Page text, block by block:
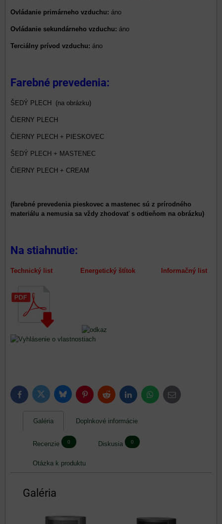
Ovládanie primárneho vzduchu: áno
Ovládanie sekundárneho vzduchu: áno
Terciálny prívod vzduchu: áno
Farebné prevedenia:
ŠEDÝ PLECH (na obrázku)
ČIERNY PLECH
ČIERNY PLECH + PIESKOVEC
ŠEDÝ PLECH + MASTENEC
ČIERNY PLECH + CREAM
(farebné prevedenia pieskovec a mastenec sú z prírodného
materiálu a nemusia sa vždy zhodovať s odtieňom na obrázku)
Na stiahnutie:
Technický list Energetický štítok Informačný list
FacebookTwitter BlueskyPinterestReddit LinkedInWhatsApp
E-
mail
Galéria Doplnkové informácie
Recenzie 0 Diskusia 0
Otázka k produktu
Galéria